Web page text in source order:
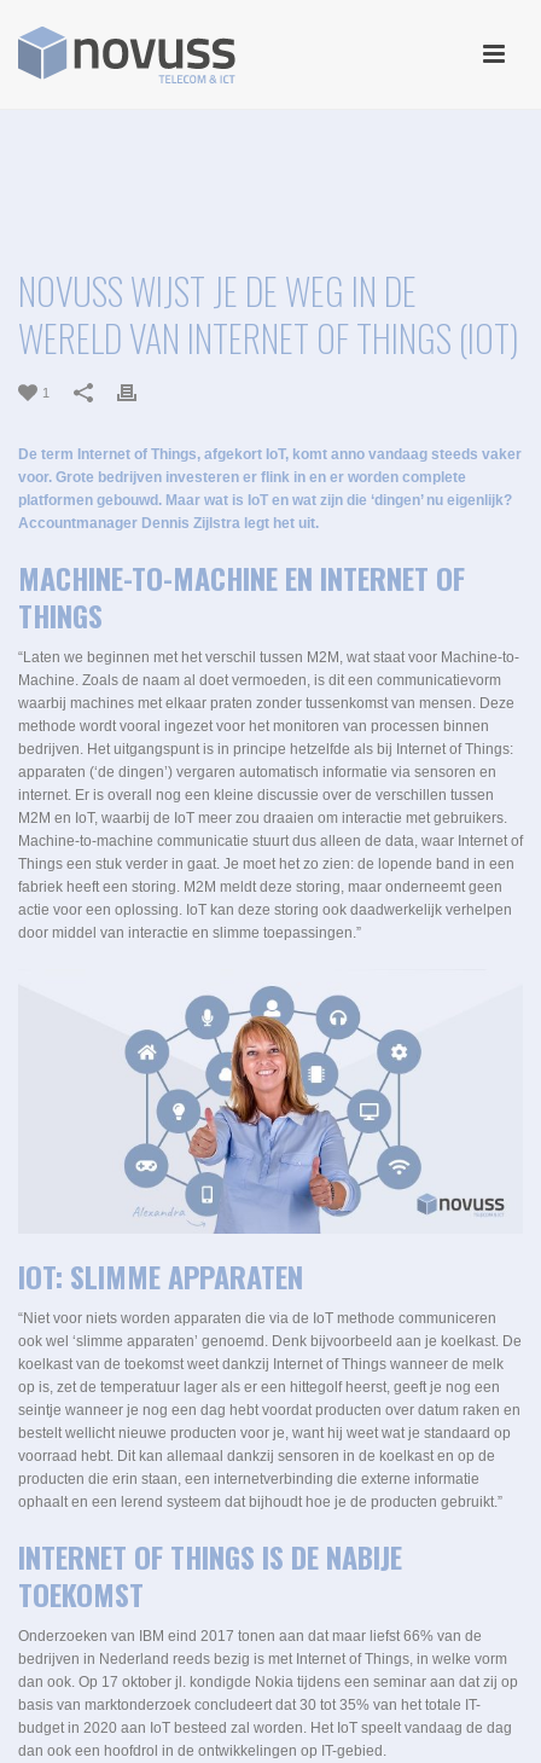
NOVUSS WIJST JE DE WEG IN DE
WERELD VAN INTERNET OF THINGS (IOT)
1
De term Internet of Things, afgekort IoT, komt anno vandaag steeds vaker
voor. Grote bedrijven investeren er flink in en er worden complete
platformen gebouwd. Maar wat is IoT en wat zijn die ‘dingen’ nu eigenlijk?
Accountmanager Dennis Zijlstra legt het uit.
MACHINE-TO-MACHINE EN INTERNET OF
THINGS
“Laten we beginnen met het verschil tussen M2M, wat staat voor Machine-to-
Machine. Zoals de naam al doet vermoeden, is dit een communicatievorm
waarbij machines met elkaar praten zonder tussenkomst van mensen. Deze
methode wordt vooral ingezet voor het monitoren van processen binnen
bedrijven. Het uitgangspunt is in principe hetzelfde als bij Internet of Things:
apparaten (‘de dingen’) vergaren automatisch informatie via sensoren en
internet. Er is overall nog een kleine discussie over de verschillen tussen
M2M en IoT, waarbij de IoT meer zou draaien om interactie met gebruikers.
Machine-to-machine communicatie stuurt dus alleen de data, waar Internet of
Things een stuk verder in gaat. Je moet het zo zien: de lopende band in een
fabriek heeft een storing. M2M meldt deze storing, maar onderneemt geen
actie voor een oplossing. IoT kan deze storing ook daadwerkelijk verhelpen
door middel van interactie en slimme toepassingen.”
IOT: SLIMME APPARATEN
“Niet voor niets worden apparaten die via de IoT methode communiceren
ook wel ‘slimme apparaten’ genoemd. Denk bijvoorbeeld aan je koelkast. De
koelkast van de toekomst weet dankzij Internet of Things wanneer de melk
op is, zet de temperatuur lager als er een hittegolf heerst, geeft je nog een
seintje wanneer je nog een dag hebt voordat producten over datum raken en
bestelt wellicht nieuwe producten voor je, want hij weet wat je standaard op
voorraad hebt. Dit kan allemaal dankzij sensoren in de koelkast en op de
producten die erin staan, een internetverbinding die externe informatie
ophaalt en een lerend systeem dat bijhoudt hoe je de producten gebruikt.”
INTERNET OF THINGS IS DE NABIJE
TOEKOMST
Onderzoeken van IBM eind 2017 tonen aan dat maar liefst 66% van de
bedrijven in Nederland reeds bezig is met Internet of Things, in welke vorm
dan ook. Op 17 oktober jl. kondigde Nokia tijdens een seminar aan dat zij op
basis van marktonderzoek concludeert dat 30 tot 35% van het totale IT-
budget in 2020 aan IoT besteed zal worden. Het IoT speelt vandaag de dag
dan ook een hoofdrol in de ontwikkelingen op IT-gebied.